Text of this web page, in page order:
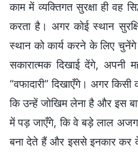
काम में व्यक्तिगत सुरक्षा ही वह
करता है। अगर कोई स्थान
स्थान को कार्य करने के लिए
सकारात्मक दिखाई देंगे, अपनी
“वफादारी” दिखाएँगे। अगर
कि उन्हें जोखिम लेना है और इस
में पड़ जाएँगे, कि वे बड़े लाल अजगर
बना देते हैं और इससे इनकार कर